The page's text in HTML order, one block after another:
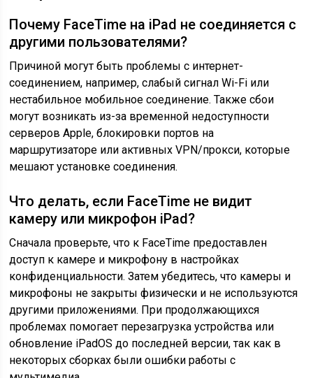
Почему FaceTime на iPad не соединяется с
другими пользователями?
Причиной могут быть проблемы с интернет-
соединением, например, слабый сигнал Wi-Fi или
нестабильное мобильное соединение. Также сбои
могут возникать из-за временной недоступности
серверов Apple, блокировки портов на
маршрутизаторе или активных VPN/прокси, которые
мешают установке соединения.
Что делать, если FaceTime не видит
камеру или микрофон iPad?
Сначала проверьте, что к FaceTime предоставлен
доступ к камере и микрофону в настройках
конфиденциальности. Затем убедитесь, что камеры и
микрофоны не закрыты физически и не используются
другими приложениями. При продолжающихся
проблемах помогает перезагрузка устройства или
обновление iPadOS до последней версии, так как в
некоторых сборках были ошибки работы с